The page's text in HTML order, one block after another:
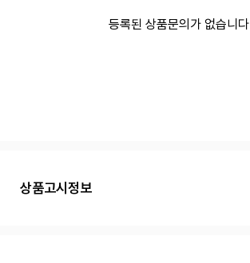
등록된 상품문의가 없습니다
상품고시정보